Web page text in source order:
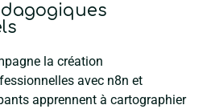
la création
avec n8n et
apprennent à cartographier